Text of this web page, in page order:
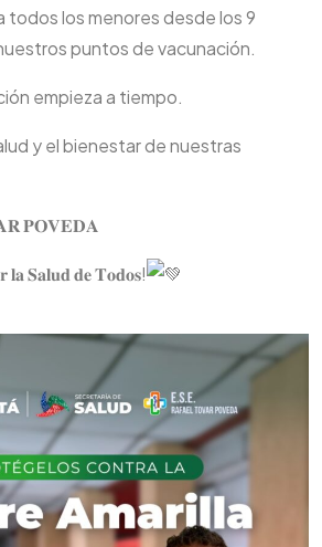
todos los menores desde los 9
puntos de vacunación.
empieza a tiempo.
y el bienestar de nuestras
𝐏𝐎𝐕𝐄𝐃𝐀
𝐥𝐚 𝐒𝐚𝐥𝐮𝐝 𝐝𝐞 𝐓𝐨𝐝𝐨𝐬!